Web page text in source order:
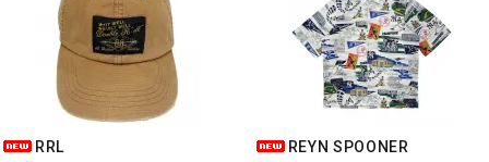
RRL
REYN SPOONER